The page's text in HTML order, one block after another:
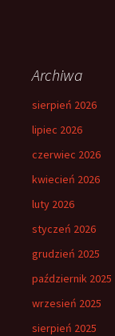
Archiwa
sierpień 2026
lipiec 2026
czerwiec 2026
kwiecień 2026
luty 2026
styczeń 2026
grudzień 2025
październik 2025
wrzesień 2025
sierpień 2025